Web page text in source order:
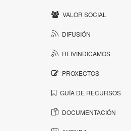
VALOR SOCIAL
DIFUSIÓN
REIVINDICAMOS
PROXECTOS
GUÍA DE RECURSOS
DOCUMENTACIÓN